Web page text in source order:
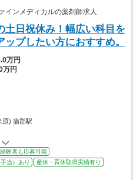
ンメディカルの薬剤師求人
日祝休み！幅広い科目を
プしたい方におすすめ。
万円
万円
原) 蒲郡駅
験者も応募可能
当）あり
産休・育休取得実績有り